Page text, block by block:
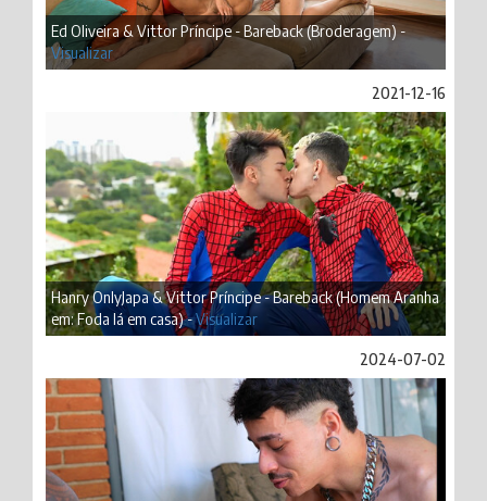
Ed Oliveira & Vittor Príncipe - Bareback (Broderagem) -
Visualizar
2021-12-16
Hanry OnlyJapa & Vittor Príncipe - Bareback (Homem Aranha
em: Foda lá em casa) -Visualizar
2024-07-02